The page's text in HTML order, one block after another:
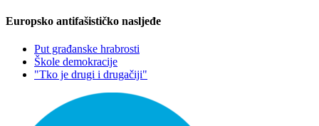
Europsko antifašističko nasljeđe
Put građanske hrabrosti
Škole demokracije
"Tko je drugi i drugačiji"